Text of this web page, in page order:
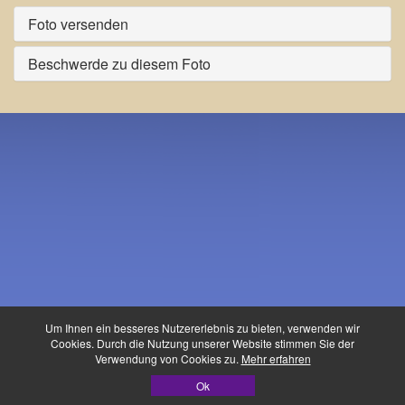
Foto versenden
Beschwerde zu diesem Foto
Waldfest-Buidl ©
Datenschutz|Impressum
Um Ihnen ein besseres Nutzererlebnis zu bieten, verwenden wir
Cookies. Durch die Nutzung unserer Website stimmen Sie der
Verwendung von Cookies zu. Mehr erfahren
Ok